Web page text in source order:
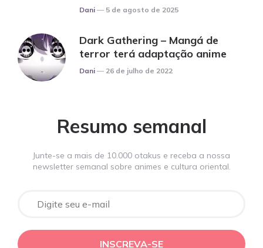
Posted
Dani 5 de agosto de 2025
Dark Gathering – Mangá de
terror terá adaptação anime
Posted
Dani 26 de julho de 2022
Resumo semanal
Junte-se a mais de 10.000 otakus e receba a nossa
newsletter semanal sobre animes e cultura oriental.